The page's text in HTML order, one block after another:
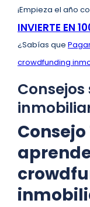
¡Empieza el año
INVIERTE EN
¿Sabías que
crowdfunding